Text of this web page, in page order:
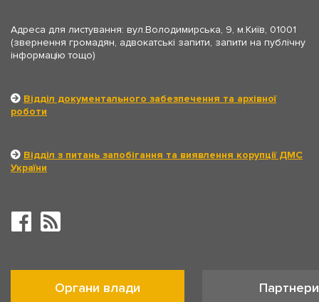
Адреса для листування: вул.Володимирська, 9, м.Київ, 01001
(звернення громадян, адвокатські запити, запити на публічну
інформацію тощо)
Відділ документального забезпечення та архівної
роботи
Відділ з питань запобігання та виявлення корупції ДМС
України
Органи влади Партнери